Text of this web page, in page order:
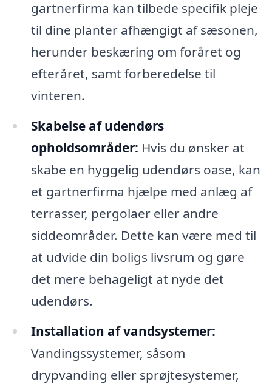
gartnerfirma kan tilbede specifik pleje
til dine planter afhængigt af sæsonen,
herunder beskæring om foråret og
efteråret, samt forberedelse til
vinteren.
Skabelse af udendørs
opholdsområder: Hvis du ønsker at
skabe en hyggelig udendørs oase, kan
et gartnerfirma hjælpe med anlæg af
terrasser, pergolaer eller andre
siddeområder. Dette kan være med til
at udvide din boligs livsrum og gøre
det mere behageligt at nyde det
udendørs.
Installation af vandsystemer:
Vandingssystemer, såsom
drypvanding eller sprøjtesystemer,